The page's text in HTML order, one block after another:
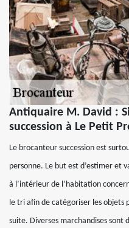
Antiquaire M. David :
succession à Le Petit
Le brocanteur succession est
personne. Le but est d’estimer et
à l’intérieur de l’habitation
le tri afin de catégoriser les objets
suite. Diverses marchandises sont